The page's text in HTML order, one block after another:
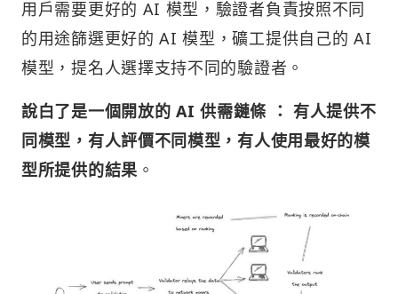
用戶需要更好的 AI 模型，驗證者負責按照不同
的用途篩選更好的 AI 模型，礦工提供自己的 AI
模型，提名人選擇支持不同的驗證者。
說白了是一個開放的 AI 供需鏈條 ： 有人提供不
同模型，有人評價不同模型，有人使用最好的模
型所提供的結果。